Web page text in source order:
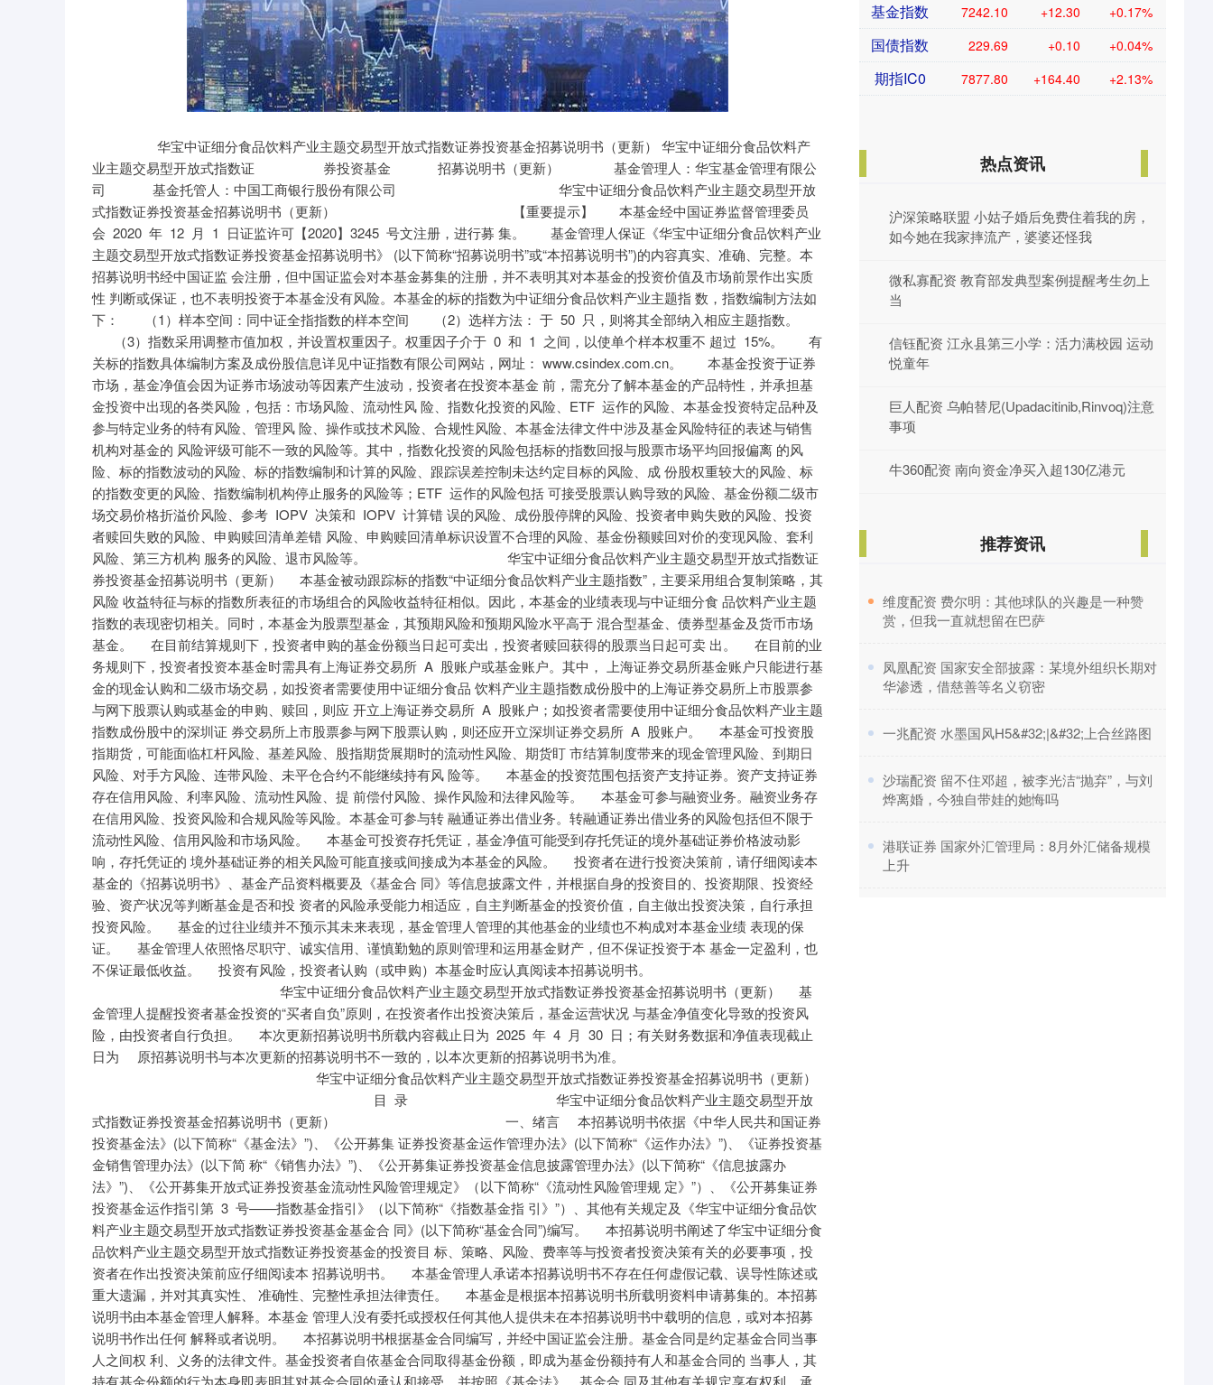
华宝中证细分食品饮料产业主题交易型开放式指数证券投资基金招募说明书（更新） 华宝中证细分食品饮料产业主题交易型开放式指数证 券投资基金 招募说明书（更新） 基金管理人：华宝基金管理有限公司 基金托管人：中国工商银行股份有限公司 华宝中证细分食品饮料产业主题交易型开放式指数证券投资基金招募说明书（更新） 【重要提示】 本基金经中国证券监督管理委员会 2020 年 12 月 1 日证监许可【2020】3245 号文注册，进行募 集。 基金管理人保证《华宝中证细分食品饮料产业主题交易型开放式指数证券投资基金招募说明书》 (以下简称“招募说明书”或“本招募说明书”)的内容真实、准确、完整。本招募说明书经中国证监 会注册，但中国证监会对本基金募集的注册，并不表明其对本基金的投资价值及市场前景作出实质性 判断或保证，也不表明投资于本基金没有风险。本基金的标的指数为中证细分食品饮料产业主题指 数，指数编制方法如下： （1）样本空间：同中证全指指数的样本空间 （2）选样方法： 于 50 只，则将其全部纳入相应主题指数。 （3）指数采用调整市值加权，并设置权重因子。权重因子介于 0 和 1 之间，以使单个样本权重不 超过 15%。 有关标的指数具体编制方案及成份股信息详见中证指数有限公司网站，网址： www.csindex.com.cn。 本基金投资于证券市场，基金净值会因为证券市场波动等因素产生波动，投资者在投资本基金 前，需充分了解本基金的产品特性，并承担基金投资中出现的各类风险，包括：市场风险、流动性风 险、指数化投资的风险、ETF 运作的风险、本基金投资特定品种及参与特定业务的特有风险、管理风 险、操作或技术风险、合规性风险、本基金法律文件中涉及基金风险特征的表述与销售机构对基金的 风险评级可能不一致的风险等。其中，指数化投资的风险包括标的指数回报与股票市场平均回报偏离 的风险、标的指数波动的风险、标的指数编制和计算的风险、跟踪误差控制未达约定目标的风险、成 份股权重较大的风险、标的指数变更的风险、指数编制机构停止服务的风险等；ETF 运作的风险包括 可接受股票认购导致的风险、基金份额二级市场交易价格折溢价风险、参考 IOPV 决策和 IOPV 计算错 误的风险、成份股停牌的风险、投资者申购失败的风险、投资者赎回失败的风险、申购赎回清单差错 风险、申购赎回清单标识设置不合理的风险、基金份额赎回对价的变现风险、套利风险、第三方机构 服务的风险、退市风险等。 华宝中证细分食品饮料产业主题交易型开放式指数证券投资基金招募说明书（更新） 本基金被动跟踪标的指数“中证细分食品饮料产业主题指数”，主要采用组合复制策略，其风险 收益特征与标的指数所表征的市场组合的风险收益特征相似。因此，本基金的业绩表现与中证细分食 品饮料产业主题指数的表现密切相关。同时，本基金为股票型基金，其预期风险和预期风险水平高于 混合型基金、债券型基金及货币市场基金。 在目前结算规则下，投资者申购的基金份额当日起可卖出，投资者赎回获得的股票当日起可卖 出。 在目前的业务规则下，投资者投资本基金时需具有上海证券交易所 A 股账户或基金账户。其中， 上海证券交易所基金账户只能进行基金的现金认购和二级市场交易，如投资者需要使用中证细分食品 饮料产业主题指数成份股中的上海证券交易所上市股票参与网下股票认购或基金的申购、赎回，则应 开立上海证券交易所 A 股账户；如投资者需要使用中证细分食品饮料产业主题指数成份股中的深圳证 券交易所上市股票参与网下股票认购，则还应开立深圳证券交易所 A 股账户。 本基金可投资股指期货，可能面临杠杆风险、基差风险、股指期货展期时的流动性风险、期货盯 市结算制度带来的现金管理风险、到期日风险、对手方风险、连带风险、未平仓合约不能继续持有风 险等。 本基金的投资范围包括资产支持证券。资产支持证券存在信用风险、利率风险、流动性风险、提 前偿付风险、操作风险和法律风险等。 本基金可参与融资业务。融资业务存在信用风险、投资风险和合规风险等风险。本基金可参与转 融通证券出借业务。转融通证券出借业务的风险包括但不限于流动性风险、信用风险和市场风险。 本基金可投资存托凭证，基金净值可能受到存托凭证的境外基础证券价格波动影响，存托凭证的 境外基础证券的相关风险可能直接或间接成为本基金的风险。 投资者在进行投资决策前，请仔细阅读本基金的《招募说明书》、基金产品资料概要及《基金合 同》等信息披露文件，并根据自身的投资目的、投资期限、投资经验、资产状况等判断基金是否和投 资者的风险承受能力相适应，自主判断基金的投资价值，自主做出投资决策，自行承担投资风险。 基金的过往业绩并不预示其未来表现，基金管理人管理的其他基金的业绩也不构成对本基金业绩 表现的保证。 基金管理人依照恪尽职守、诚实信用、谨慎勤勉的原则管理和运用基金财产，但不保证投资于本 基金一定盈利，也不保证最低收益。 投资有风险，投资者认购（或申购）本基金时应认真阅读本招募说明书。 华宝中证细分食品饮料产业主题交易型开放式指数证券投资基金招募说明书（更新） 基金管理人提醒投资者基金投资的“买者自负”原则，在投资者作出投资决策后，基金运营状况 与基金净值变化导致的投资风险，由投资者自行负担。 本次更新招募说明书所载内容截止日为 2025 年 4 月 30 日；有关财务数据和净值表现截止日为 原招募说明书与本次更新的招募说明书不一致的，以本次更新的招募说明书为准。 华宝中证细分食品饮料产业主题交易型开放式指数证券投资基金招募说明书（更新） 目 录 华宝中证细分食品饮料产业主题交易型开放式指数证券投资基金招募说明书（更新） 一、绪言 本招募说明书依据《中华人民共和国证券投资基金法》(以下简称“《基金法》”)、《公开募集 证券投资基金运作管理办法》(以下简称“《运作办法》”)、《证券投资基金销售管理办法》(以下简 称“《销售办法》”)、《公开募集证券投资基金信息披露管理办法》(以下简称“《信息披露办 法》”)、《公开募集开放式证券投资基金流动性风险管理规定》（以下简称“《流动性风险管理规 定》”）、《公开募集证券投资基金运作指引第 3 号——指数基金指引》（以下简称“《指数基金指 引》”）、其他有关规定及《华宝中证细分食品饮料产业主题交易型开放式指数证券投资基金基金合 同》(以下简称“基金合同”)编写。 本招募说明书阐述了华宝中证细分食品饮料产业主题交易型开放式指数证券投资基金的投资目 标、策略、风险、费率等与投资者投资决策有关的必要事项，投资者在作出投资决策前应仔细阅读本 招募说明书。 本基金管理人承诺本招募说明书不存在任何虚假记载、误导性陈述或重大遗漏，并对其真实性、 准确性、完整性承担法律责任。 本基金是根据本招募说明书所载明资料申请募集的。本招募说明书由本基金管理人解释。本基金 管理人没有委托或授权任何其他人提供未在本招募说明书中载明的信息，或对本招募说明书作出任何 解释或者说明。 本招募说明书根据基金合同编写，并经中国证监会注册。基金合同是约定基金合同当事人之间权 利、义务的法律文件。基金投资者自依基金合同取得基金份额，即成为基金份额持有人和基金合同的 当事人，其持有基金份额的行为本身即表明其对基金合同的承认和接受，并按照《基金法》、基金合 同及其他有关规定享有权利、承担义务。基金投资者欲了解基金份额持有人的权利和义务，应详细查 阅基金合同。 华宝中证细分食品饮料产业主题交易型开放式指数证券投资基金招募说明书（更新） 二、释义 在本招募说明书中，除非文意另有所指，下列词语或简称具有以下含义： 对基金合同的任何有效修订和补充 型开放式指数证券投资基金托管协议》及对该托管协议的任何有效修订和补充 基金招募说明书》及其更新 产品资料概要》及其更新（本招募说明书关于基金产品资料概要的编制、披露及更新等内容，将不晚 于 2020 年 9 月 1 日起执行） 份额发售公告》 易公告书》 章以及其他对基金合同当事人有约束力的决定、决议、通知等 经 2012 年 12 月 28 日第十一届全国人民代表大会常务委员会第三十次会议修订，自 2013 年 6 月 1 日 起实施，并经 2015 年 4 月 24 日第十二届全国人民代表大会常务委员会第十四次会议《全国人民代表 大会常务委员会关于修改等七部法律的决定》修正的《中华人民共和国证券 投资基金法》及颁布机关对其不时做出的修订 销售管理办法》及颁布机关对其不时做出的修订 华宝中证细分食品饮料产业主题交易型开放式指数证券投资基金招募说明书（更新） 证券投资基金信息披露管理办法》及颁布机关对其不时做出的修订 资基金运作管理办法》及颁布机关对其不时做出的修订 开募集开放式证券投资基金流动性风险管理规定》及颁布机关对其不时做出的修订 证券投资基金运作指引第 3 号——指数基金指引》及颁布机关对其不时做出的修订 的资产，包括但不限于到期日在 10 个交易日以上的逆回购与银行定期存款（含协议约定有条件提前 支取的银行存款）、停牌股票、流通受限的新股及非公开发行股票、资产支持证券、因发行人债务违 约无法进行转让或交易的债券等 基金” 似，采用开放式运作方式的基金 基金管理人、基金托管人和基金份额持有人 有关政府部门批准设立并存续的企业法人、事业法人、社会团体或其他组织 规规定可以投资于在中国境内依法募集的证券投资基金的中国境外的机构投资者 （包括其不时修订）及相关法律法规规定，运用来自境外的人民币资金进行境内证券投资的境外法人 投资者以及法律法规或中国证监会允许购买证券投资基金的其他投资者的合称 华宝中证细分食品饮料产业主题交易型开放式指数证券投资基金招募说明书（更新） 金申购赎回业务指引》所定义的机构投资者 购、赎回、交易等业务 受基金管理人委托代为办理基金销售业务的机构，包括发售代理机构和申购赎回代理券商 理本基金发售业务的机构 的办理本基金申购、赎回业务的证券公司，又称为代办证券公司 结算业务实施细则》（及其不时修订）规定的基金登记、存管、结算及相关业务 本基金的登记机构为中国证券登记结算有限责任公司(以下简称“中国结算”) 金账户 证监会办理基金备案手续完毕，并获得中国证监会书面确认的日期 果报中国证监会备案并予以公告的日期 华宝中证细分食品饮料产业主题交易型开放式指数证券投资基金招募说明书（更新） 实施细则》、中国证券登记结算有限责任公司发布实施的《中国证券登记结算有限责任公司关于交易 所交易型开放式证券投资基金登记结算业务实施细则》及中国证券登记结算有限责任公司、上海证券 交易所发布的其他相关规则和规定 为 的申购对价向基金管理人申请购买基金份额的行为 份额兑换为申购赎回清单规定的赎回对价的行为 金替代、现金差额及其他对价 回人的组合证券、现金替代、现金差额及其他对价 额数应为最小申购赎回单位的整数倍 券中部分证券的一定数量的现金 合证券市值和现金替代之差；投资者申购或赎回时应支付或应获得的现金差额根据最小申购赎回单位 对应的现金差额、申购或赎回的基金份额数计算 额 华宝中证细分食品饮料产业主题交易型开放式指数证券投资基金招募说明书（更新） 拆分、合并，将按经拆分、合并调整后的基金份额折算日各类别的基金份额净值来计算相应基金份额 净值增长率） 减去 1 乘以 100%（期间如发生基金份额折算或拆分、合并，则以基金份额折算或拆分、合并日为初始 日重新计算） 值总和 过程 金管理人网站、基金托管人网站、中国证监会基金电子披露网站）等媒介 份有限公司出借证券，中国证券金融股份有限公司到期归还所借证券及相应权益补偿并支付费用的业 务。 华宝中证细分食品饮料产业主题交易型开放式指数证券投资基金招募说明书（更新） 三、基金管理人 （一）基金管理人概况 基金管理人：华宝基金管理有限公司 住所：中国（上海）自由贸易试验区世纪大道 100 号上海环球金融中心 58 楼 办公地址：中国（上海）自由贸易试验区世纪大道 100 号上海环球金融中心 58 楼 法定代表人：黄孔威 总经理：向辉 成立日期：2003 年 3 月 7 日 注册资本：1.5 亿元人民币 电话：021-38505888 联系人：章希 股权结构：中方股东华宝信托有限责任公司持有 51%的股份，外方股东 Warburg Pincus Asset Management, L.P.持有 29%的股份，中方股东江苏省铁路集团有限公司持有 20%的股份。 (二) 主要人员情况 黄孔威先生，董事长，硕士。曾任职于宝钢集团计财部和资产经营部、宝武集团下属公司，曾兼 任中国太保非执行董事、兴业银行监事、兴业银行董事、长江养老保险董事等。现任华宝基金管理有 限公司董事长。 向辉先生，董事，硕士。曾在武汉长江金融审计事务所任副所长、在长盛基金管理有限公司市场 部任职。2002 年加入华宝基金管理有限公司，先后担任公司清算登记部总经理、营运副总监、营运总 监、副总经理等职务。现任华宝基金管理有限公司总经理。 朱莉丽女士，董事，硕士。曾就职于美林投资银行部、德意志银行投资银行部。现任上海华平私 募基金管理有限公司董事总经理，兼任河南中原消费金融股份有限公司董事，神策网络科技（北京） 有限公司董事。 卢余权先生，董事，学士。曾任江苏省交通厅公路局副局长、江苏省铁路办公室规划计划处处 长。现任江苏省铁路集团有限公司副总经理、党委委员、总法律顾问、首席合规官，新陆桥（连云 港）码头有限公司董事、副董事长，江苏省国有企业发展改革研究会常务理事。 华宝中证细分食品饮料产业主题交易型开放式指数证券投资基金招募说明书（更新） 王灿先生，独立董事，硕士。曾先后任复星国际有限公司及复星集团执行董事、高级副总裁兼首 席发展官(CGO)、首席财务官(CFO)及投资管理中心总经理等职务，并曾任职于金蝶软件（中国）有限 公司、普华永道中天会计师事务所、渣打银行（中国）有限公司、华住酒店集团。现任中国总会计师 协会副会长，兼任亚朵生活控股有限公司独立董事、重庆小米消费金融有限公司独立非执行董事、清 晰医疗集团控股有限公司独立非执行董事。 许多奇女士，独立董事，博士。曾先后任中南财经政法大学法学院助教、讲师，上海交通大学法 学院讲师、副教授、教授、博导，美国哈佛大学法学院富布莱特高级访问学者，纽约大学法学院 “Hauser”全球研究员，杜克大学、新南威尔士大学等国际顶尖法学院的高级访问学者。现任复旦大 学法学院教授、博士生导师，复旦大学数字经济法治研究中心主任和智慧法治重点实验室负责人，上 海交通大学上海高级金融学院兼聘教授；兼任桂林银行股份有限公司独立董事、中储发展股份有限公 司独立董事，法律与国际事务委员会（FLIA）委员及项目主任、东南大学兼职博导、中国科学技术法 学会常务理事、中国法学会财税法学会常务理事、最高人民法院中国司法大数据研究院互联网司法研 究中心专家库成员、上海市政府首批立法专家、中共浦东新区委员会法律顾问、中国（上海）自贸试 验区管委会法律顾问等职务。 周波女士，独立董事，博士。曾任上海财经大学会计学院助理教授、会计学院院长助理。现任上 海财经大学会计学院副教授、博士生导师，会计学院副院长。并为中国总会计师协会财务管理专业委 员会委员、中国商业会计学会智能财务分会副会长；兼任上海新相微电子股份有限公司独立董事。 丘键先生，监事会主席，硕士。曾先后就职于中国银行间市场交易商协会、中国银联股份有限公 司、金融网关信息服务有限公司、国网英大投资管理有限公司。现任北京华平投资咨询有限公司战略 总监。 黄洪永先生，监事，硕士。曾任宝钢集团规划部、管理创新部综合主管，宝钢工程党委组织部、 人力资源部部长，广东钢铁集团规划部副部长，广东宝钢置业副总经理，宝钢集团人事效率总监、领 导力发展总监，中国宝武集团领导力发展总监，中国宝武钢铁集团产业金融党工委副书记、纪工委书 记。现任华宝投资有限公司总经理、党委副书记，兼任华宝信托有限责任公司监事，长江养老保险股 份有限公司董事。 陆晓霞女士，职工监事，本科。曾任华宝信托计财部副总经理、总经理，华宝投资审计监察法务 部部长、审计监察部部长。现任华宝基金管理有限公司风险管理部资深风险分析师。 华宝中证细分食品饮料产业主题交易型开放式指数证券投资基金招募说明书（更新） 胡孟超先生，职工监事，硕士。曾任永 赢 基 金管理有限公司、永赢资产管理有限公司监察稽核助 理。现任华宝基金管理有限公司合规审计部法务主管。 向辉先生，总经理，简历同上。 周雷先生，督察长，硕士。曾任职于中国机械设备进出口总公司、北京证监局、中国证监会，曾 任华宝证券有限责任公司首席风险官、合规总监。现任华宝基金管理有限公司督察长。 李孟恒先生，首席信息官，硕士。曾在 T.A. Consultanted LTD.从事开发及技术管理工作。 运副总监兼信息技术部总经理，现任华宝基金管理有限公司首席信息官。 周晶先生，首席投资官，博士。先后在德亚投资(美国)、华宝基金、汇丰证券(美国)从事风险管 理、投资研究等工作。 2011 年 6 月再次加入华宝基金管理有限公司，历任首席策略分析师、策略部 总经理、海外投资部总经理、公司总经理助理兼国际业务部总经理，现任华宝基金管理有限公司首席 投资官。 蒋俊阳，硕士。曾在上海申银万国证券研究所、光大证券研究所从事研究工作。2018 年 10 月加 入华宝基金管理有限公司担任基金经理助理等职务，现任指数研发投资部副总经理。2020 年 7 月起任 华宝中证电子 50 交易型开放式指数证券投资基金基金经理，2020 年 12 月起任华宝中证细分食品饮料 产业主题交易型开放式指数证券投资基金基金经理，2021 年 3 月至 2022 年 2 月任华宝中证沪港深 500 交易型开放式指数证券投资基金基金经理，2021 年 6 月起任华宝深证创新 100 交易型开放式指数证券 投资基金基金经理，2021 年 7 月起任华宝中证细分食品饮料产业主题交易型开放式指数证券投资基金 发起式联接基金基金经理，2021 年 7 月起任华宝中证电子 50 交易型开放式指数证券投资基金发起式 联接基金基金经理，2021 年 9 月至 2024 年 9 月任华宝深证创新 100 交易型开放式指数证券投资基金 发起式联接基金基金经理，2021 年 11 月起任华宝中证 800 地产交易型开放式指数证券投资基金基金 经理，2024 年 3 月起任华宝中证 A50 交易型开放式指数证券投资基金基金经理，2024 年 4 月起任华宝 中证 A50 交易型开放式指数证券投资基金发起式联接基金基金经理，2024 年 11 月起任华宝中证 A500 交易型开放式指数证券投资基金基金经理，2025 年 1 月起任华宝中证 A500 交易型开放式指数证券投 资基金联接基金基金经理，2025 年 4 月起任华宝深证 100 指数型发起式证券投资基金基金经理。 李孟恒先生，华宝基金管理有限公司首席信息官。 华宝中证细分食品饮料产业主题交易型开放式指数证券投资基金招募说明书（更新） 张广宇先生，华宝基金管理有限公司指数研发投资部总经理 蒋俊阳先生，华宝基金管理有限公司指数研发投资部副总经理、基金经理。 胡洁女士，华宝基金管理有限公司指数投资总监、基金经理。 钟奇先生，华宝基金管理有限公司成长风格投资总监、基金经理。 秦彦齐先生，华宝基金管理有限公司创新研究发展中心高级分析师。 （三）基金管理人职责 基金管理人应严格依法履行下列职责： 和登记事宜； （四）基金管理人承诺 息披露办法》等法律法规的相关规定，并建立健全内部控制制度，采取有效措施，防止违法违规行为 的发生。 （1）将其固有财产或者他人财产混同于基金财产从事证券投资； （2）不公平地对待其管理的不同基金财产； （3）利用基金财产或者职务之便为基金份额持有人以外的第三人牟取利益； 华宝中证细分食品饮料产业主题交易型开放式指数证券投资基金招募说明书（更新） （4）向基金份额持有人违规承诺收益或者承担损失； （5）侵占、挪用基金财产； （6）泄露因职务便利获取的未公开信息、利用该信息从事或者明示、暗示他人从事相关的交易活动； （7）玩忽职守，不按照规定履行职责； （8）依照法律、行政法规有关规定，由中国证监会规定禁止的其他行为。 （1）依照有关法律法规和基金合同的规定，本着谨慎的原则为基金份额持有人谋取最大利益； （2）不利用职务之便为自己、代理人、代表人、受雇人或任何其他第三人牟取不当利益； （3）不泄漏在任职期间知悉的有关证券、基金的商业秘密、尚未依法公开的基金投资内容、基金投资 计划等信息，或利用该信息从事或者明示、暗示他人从事相关的交易活动； （4）不以任何形式为其他组织或个人进行证券交易。 （五）基金管理人内部控制制度 本基金在运作过程中面临的风险主要包括市场风险、信用风险、流动性风险、操作风险、合规性风 险、信誉风险和事件风险（如灾难）等。 针对上述各种风险，基金管理人建立了一套完整的风险管理体系，具体包括以下内容： （1）搭建风险管理环境。具体包括制定风险管理战略、目标，设置相应的组织机构，建立清晰的责任 线路和报告渠道、配备适当的人力资源、开发适用的技术支持系统等内容。 （2）识别风险。辨识公司运作和基金管理中存在的风险。 （3）分析风险。检查存在的控制措施，分析风险发生的可能性及其引起的后果并将风险归类。 （4）度量风险。评估风险水平的高低，既有定性的度量手段，也有定量的度量手段。定性的度量是把 风险水平划分为若干级别，每一种风险按其发生的可能性与后果的严重程度分别进入相应的级别。定 量的方法则是设计一些风险指标，测量其数值的大小。 （5）处理风险。将风险水平与既定的标准相对比，对于那些级别较低、在公司所定标准范围以内的风 险，控制相对宽松一点，但仍加以定期监控，以防其超过预定标准；而对较为严重的风险，则制定适 当的控制措施；对于一些后果可能极其严重的风险，则除了严格控制以外，还准备了相应的应急处理 措施。 （6）监视与检查。对已有的风险管理系统进行实时监视，并定期评价其管理绩效，在必要时结合新的 需求加以改变。 华宝中证细分食品饮料产业主题交易型开放式指数证券投资基金招募说明书（更新） （7）报告与咨询。建立风险管理的报告系统，使公司股东、公司董事会、公司高级管理人员及监管部 门及时而有效地了解公司风险管理状况，并寻求咨询意见。 （1）内部风险控制原则
基金指数 7242.10 +12.30 +0.17%
国债指数 229.69 +0.10 +0.04%
期指IC0 7877.80 +164.40 +2.13%
热点资讯
沪深策略联盟 小姑子婚后免费住着我的房，
如今她在我家摔流产，婆婆还怪我
微私寡配资 教育部发典型案例提醒考生勿上
当
信钰配资 江永县第三小学：活力满校园 运动
悦童年
巨人配资 乌帕替尼(Upadacitinib,Rinvoq)注意
事项
牛360配资 南向资金净买入超130亿港元
推荐资讯
​维度配资 费尔明：其他球队的兴趣是一种赞
赏，但我一直就想留在巴萨
​凤凰配资 国家安全部披露：某境外组织长期对
华渗透，借慈善等名义窃密
​一兆配资 水墨国风H5&#32;|&#32;上合丝路图
​沙瑞配资 留不住邓超，被李光洁“抛弃”，与刘
烨离婚，今独自带娃的她悔吗
​港联证券 国家外汇管理局：8月外汇储备规模
上升